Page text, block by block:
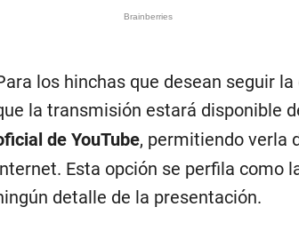
los hinchas que desean seguir
la transmisión estará disponible
de YouTube, permitiendo verla
Esta opción se perfila como
detalle de la presentación.